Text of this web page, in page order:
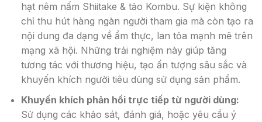
hạt nêm nấm Shiitake & tảo Kombu. Sự kiện không
chỉ thu hút hàng ngàn người tham gia mà còn tạo ra
nội dung đa dạng về ẩm thực, lan tỏa mạnh mẽ trên
mạng xã hội. Những trải nghiệm này giúp tăng
tương tác với thương hiệu, tạo ấn tượng sâu sắc và
khuyến khích người tiêu dùng sử dụng sản phẩm.
Khuyến khích phản hồi trực tiếp từ người dùng:
Sử dụng các khảo sát, đánh giá, hoặc yêu cầu ý